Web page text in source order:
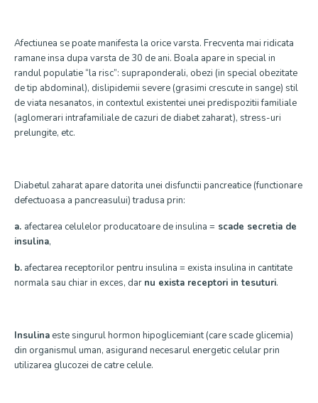
Afectiunea se poate manifesta la orice varsta. Frecventa mai ridicata
ramane insa dupa varsta de 30 de ani. Boala apare in special in
randul populatie “la risc”: supraponderali, obezi (in special obezitate
de tip abdominal), dislipidemii severe (grasimi crescute in sange) stil
de viata nesanatos, in contextul existentei unei predispozitii familiale
(aglomerari intrafamiliale de cazuri de diabet zaharat), stress-uri
prelungite, etc.
Diabetul zaharat apare datorita unei disfunctii pancreatice (functionare
defectuoasa a pancreasului) tradusa prin:
a. afectarea celulelor producatoare de insulina = scade secretia de
insulina,
b. afectarea receptorilor pentru insulina = exista insulina in cantitate
normala sau chiar in exces, dar nu exista receptori in tesuturi.
Insulina este singurul hormon hipoglicemiant (care scade glicemia)
din organismul uman, asigurand necesarul energetic celular prin
utilizarea glucozei de catre celule.